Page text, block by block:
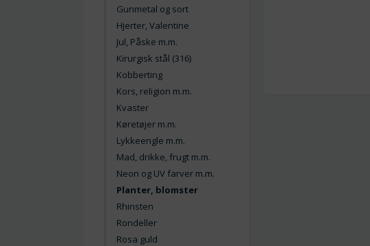
Gunmetal og sort
Hjerter, Valentine
Jul, Påske m.m.
Kirurgisk stål (316)
Kobberting
Kors, religion m.m.
Kvaster
Køretøjer m.m.
Lykkeengle m.m.
Mad, drikke, frugt m.m.
Neon og UV farver m.m.
Planter, blomster
Rhinsten
Rondeller
Rosa guld